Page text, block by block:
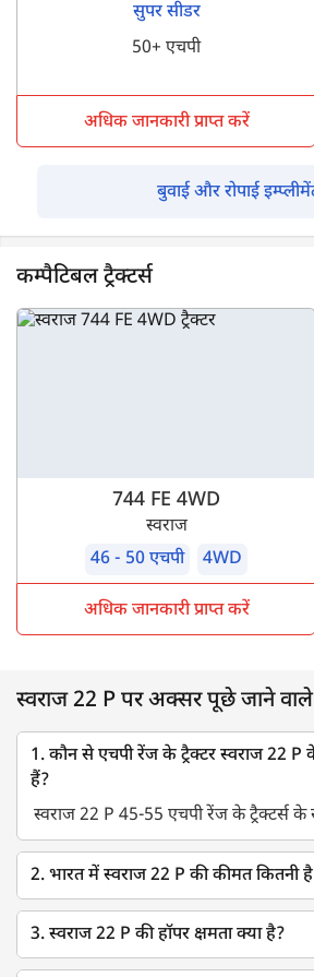
सुपर सीडर
50+ एचपी
अधिक जानकारी प्राप्त करें
बुवाई और रोपाई
कम्पैटिबल ट्रैक्टर्स
744 FE 4WD
स्वराज
46 - 50 एचपी
4WD
अधिक जानकारी प्राप्त करें
स्वराज 22 P पर अक्सर पूछे जाने वाले
1. कौन से एचपी रेंज के ट्रैक्टर स्वराज 22
हैं?
स्वराज 22 P 45-55 एचपी रेंज के ट्रैक्टर्स के
2. भारत में स्वराज 22 P की कीमत कितनी
3. स्वराज 22 P की हॉपर क्षमता क्या है?